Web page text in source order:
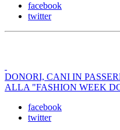
facebook
twitter
DONORI, CANI IN
ALLA "FASHION WEEK
facebook
twitter